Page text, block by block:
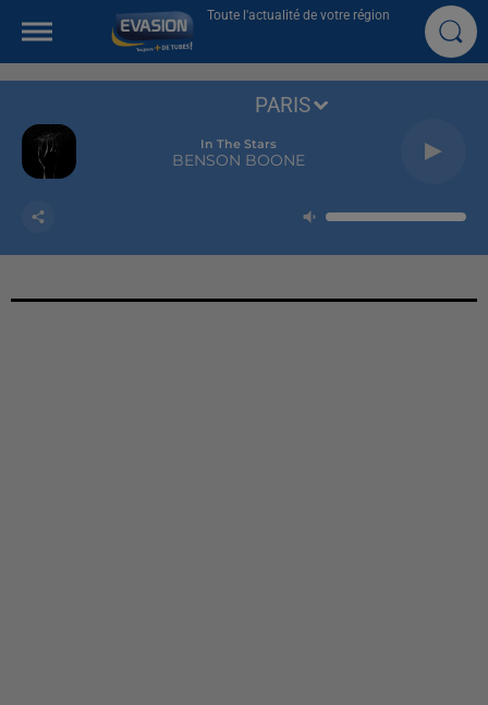
Toute l'actualité de votre région
In The Stars
BENSON BOONE
PARIS